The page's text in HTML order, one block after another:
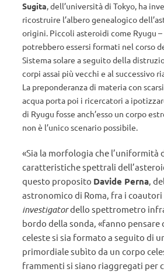
Sugita, dell’università di Tokyo, ha
ricostruire l’albero genealogico
origini. Piccoli asteroidi come Ryugu
potrebbero essersi formati nel corso
Sistema solare a seguito della
corpi assai più vecchi e al successivo
La preponderanza di materia con
acqua porta poi i ricercatori a
di Ryugu fosse anch’esso un corpo
non è l’unico scenario possibile.
«Sia la morfologia che l’uniformità
caratteristiche spettrali
questo proposito Davide Perna,
astronomico di Roma, fra i coautori
investigatordello spettrometro
bordo della sonda, «fanno pensare
celeste si sia formato a seguito di
primordialesubìto da un corpo
frammenti si siano riaggregati per